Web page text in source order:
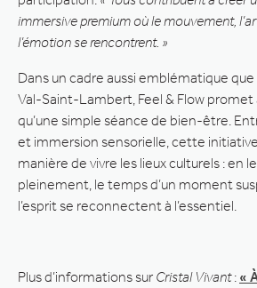
immersive premium où le mouvement,
l’émotion se rencontrent. »
Dans un cadre aussi emblématique que
Val-Saint-Lambert, Feel & Flow promet
qu’une simple séance de bien-être.
et immersion sensorielle, cette
manière de vivre les lieux culturels : en
pleinement, le temps d’un moment
l’esprit se reconnectent à l’essentiel.
Plus d’informations sur Cristal Vivant: «